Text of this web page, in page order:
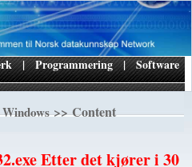
| Programmering | Software
Windows>> Content
Etter det kjører i 30